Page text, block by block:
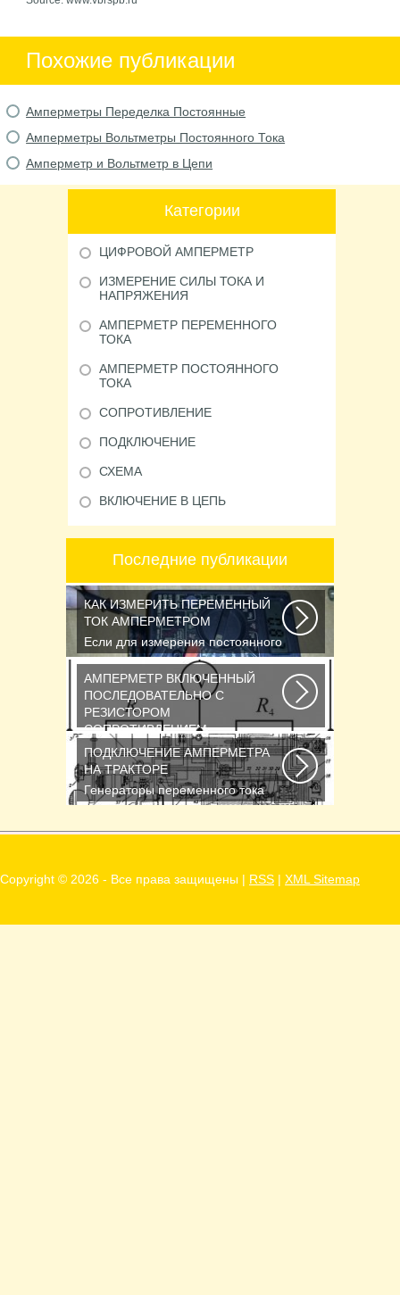
Похожие публикации
Амперметры Переделка Постоянные
Амперметры Вольтметры Постоянного Тока
Амперметр и Вольтметр в Цепи
Категории
ЦИФРОВОЙ АМПЕРМЕТР
ИЗМЕРЕНИЕ СИЛЫ ТОКА И
НАПРЯЖЕНИЯ
АМПЕРМЕТР ПЕРЕМЕННОГО
ТОКА
АМПЕРМЕТР ПОСТОЯННОГО
ТОКА
СОПРОТИВЛЕНИЕ
ПОДКЛЮЧЕНИЕ
СХЕМА
ВКЛЮЧЕНИЕ В ЦЕПЬ
Последние публикации
КАК ИЗМЕРИТЬ ПЕРЕМЕННЫЙ
ТОК АМПЕРМЕТРОМ
Если для измерения постоянного
напряжения Вы пользуетесь
вольтметром с...
АМПЕРМЕТР ВКЛЮЧЕННЫЙ
ПОСЛЕДОВАТЕЛЬНО С
РЕЗИСТОРОМ
СОПРОТИВЛЕНИЕМ
Последовательное соединение
сопротивлений Возьмем три
постоянных сопротивления...
ПОДКЛЮЧЕНИЕ АМПЕРМЕТРА
НА ТРАКТОРЕ
Генераторы переменного тока
Г287Д и Г287Е для тракторов Эти
Copyright © 2026 - Все права защищены | RSS | XML Sitemap